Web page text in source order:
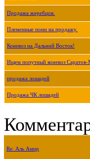
Продажа жеребцов.
Племенные пони на продажу.
Коневоз на Дальний Восток!
Ищем попутный коневоз Саратов-
продажа лошадей
Продажа ЧК лошадей
Re: Аль Амир